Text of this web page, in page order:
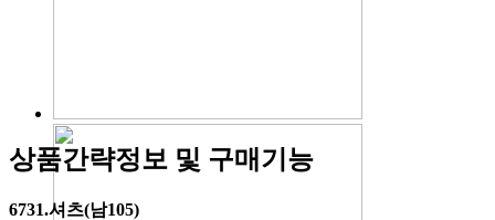
상품간략정보 및 구매기능
6731.셔츠(남105)